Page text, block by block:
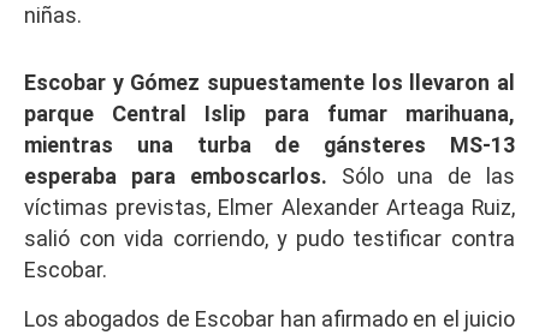
niñas.
Escobar y Gómez supuestamente los llevaron al
parque Central Islip para fumar marihuana,
mientras una turba de gánsteres MS-13
esperaba para emboscarlos. Sólo una de las
víctimas previstas, Elmer Alexander Arteaga Ruiz,
salió con vida corriendo, y pudo testificar contra
Escobar.
Los abogados de Escobar han afirmado en el juicio